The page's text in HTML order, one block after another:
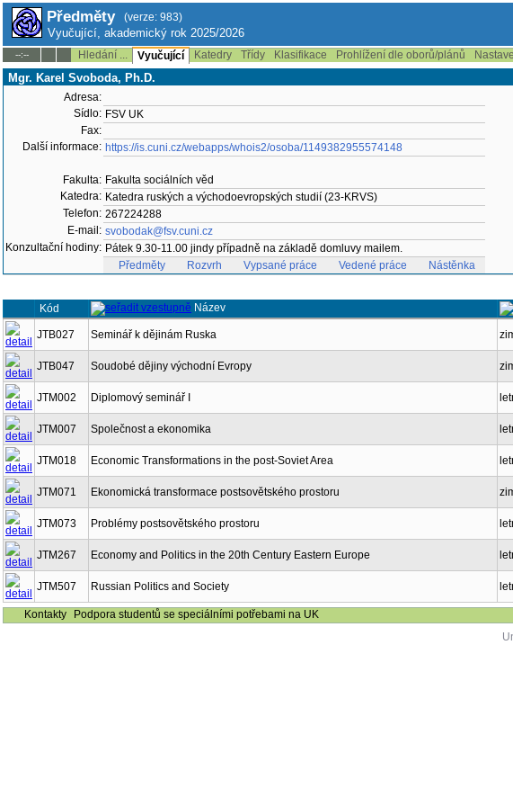
Předměty (verze: 983)
Vyučující, akademický rok 2025/2026
--:-- Hledání ... Vyučující Katedry Třídy Klasifikace Prohlížení dle oborů/plánů
Mgr. Karel Svoboda, Ph.D.
Adresa:
Sídlo: FSV UK
Fax:
Další informace: https://is.cuni.cz/webapps/whois2/osoba/1149382955574148
Fakulta: Fakulta sociálních věd
Katedra: Katedra ruských a východoevropských studií (23-KRVS)
Telefon: 267224288
E-mail: svobodak@fsv.cuni.cz
Konzultační hodiny: Pátek 9.30-11.00 jindy případně na základě domluvy mailem.
Předměty
Rozvrh Vypsané práce Vedené práce Nástěnka
Kód Název
JTB027 Seminář k dějinám Ruska
JTB047 Soudobé dějiny východní Evropy
JTM002 Diplomový seminář I
JTM007 Společnost a ekonomika
JTM018 Economic Transformations in the post-Soviet Area
JTM071 Ekonomická transformace postsovětského prostoru
JTM073 Problémy postsovětského prostoru
JTM267 Economy and Politics in the 20th Century Eastern Europe
JTM507 Russian Politics and Society
Kontakty
Podpora studentů se speciálními potřebami na UK